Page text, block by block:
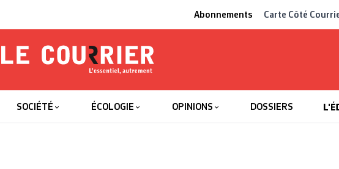
Abonnements Carte Côté
Le Courrier
SOCIÉTÉ ÉCOLOGIE OPINIONS DOSSIERS